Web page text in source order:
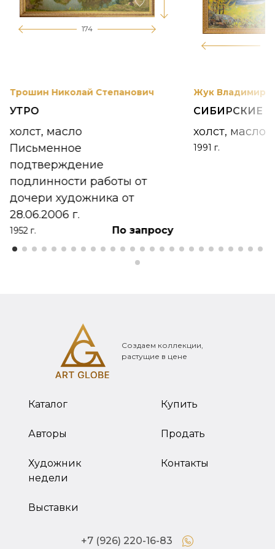
174
Трошин Николай Степанович
УТРО
холст, масло
Письменное
подтверждение
подлинности работы от
дочери художника от
28.06.2006 г.
1952 г. По запросу
Жук Владимир
СИБИРСКИЕ
холст, масло
1991 г.
Создаем коллекции,
растущие в цене
Каталог
Авторы
Художник
недели
Выставки
Купить
Продать
Контакты
+7 (926) 220-16-83